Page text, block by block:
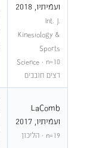
ועמיתיו, 2018
Int. J.
Kinesiology &
Sports
Science · n=10
רצים חובבים
LaComb
ועמיתיו, 2017
n=19 · הליכון